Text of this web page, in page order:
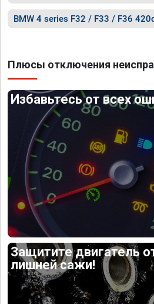
BMW 4 series F32 / F33 / F36
Плюсы отключения
Избавьтесь от всех
Защитите двигатель
лишней сажи!